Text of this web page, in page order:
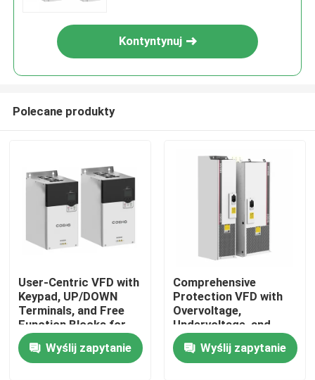
Do domu
Produkty
Kontyntynuj
Polecane produkty
User-Centric VFD with
Keypad, UP/DOWN
Terminals, and Free
Function Blocks for
Easy Operation and
SetupWyślij zapytanie
Comprehensive
Protection VFD with
Overvoltage,
Undervoltage, and
Phase Loss Safety
FeaturesWyślij zapytanie